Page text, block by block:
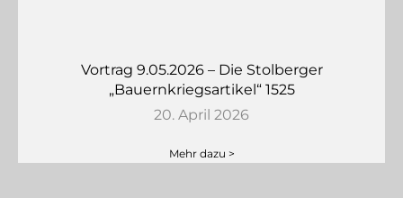
Vortrag 9.05.2026 – Die Stolberger
„Bauernkriegsartikel“ 1525
20. April 2026
Mehr dazu >